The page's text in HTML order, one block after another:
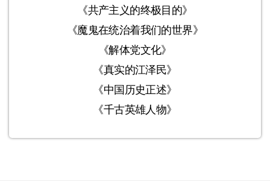
《共产主义的终极目的》
《魔鬼在统治着我们的世界》
《解体党文化》
《真实的江泽民》
《中国历史正述》
《千古英雄人物》